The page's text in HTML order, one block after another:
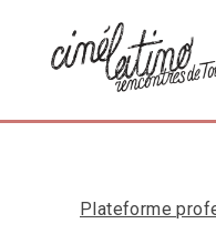
Plateforme